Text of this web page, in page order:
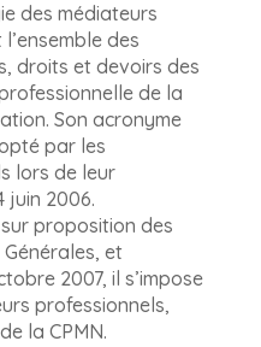
des médiateurs
des
droits et devoirs des
de la
Son acronyme
par les
lors de leur
juin 2006.
proposition des
et
2007, il s’impose
professionnels,
la CPMN.